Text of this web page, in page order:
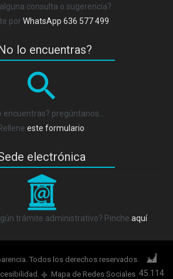
consulta o sugerencia?
por WhatsApp 636 577 499
lo encuentras?
encuentras? pregúntanos…
este formulario
electrónica
_
trámite administrativo? Pinche aquí.
Todos los derechos reservados.
. q Mapa de Redes Sociales 45.114